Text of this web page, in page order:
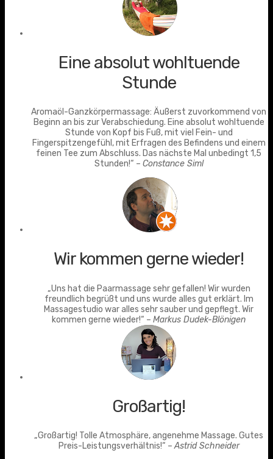
Eine absolut wohltuende
Stunde
Aromaöl-Ganzkörpermassage: Äußerst zuvorkommend von
Beginn an bis zur Verabschiedung. Eine absolut wohltuende
Stunde von Kopf bis Fuß, mit viel Fein- und
Fingerspitzengefühl, mit Erfragen des Befindens und einem
feinen Tee zum Abschluss. Das nächste Mal unbedingt 1,5
Stunden!“ – Constance Siml
Wir kommen gerne wieder!
„Uns hat die Paarmassage sehr gefallen! Wir wurden
freundlich begrüßt und uns wurde alles gut erklärt. Im
Massagestudio war alles sehr sauber und gepflegt. Wir
kommen gerne wieder!“ – Markus Dudek-Blönigen
Großartig!
„Großartig! Tolle Atmosphäre, angenehme Massage. Gutes
Preis-Leistungsverhältnis!“ –Astrid Schneider